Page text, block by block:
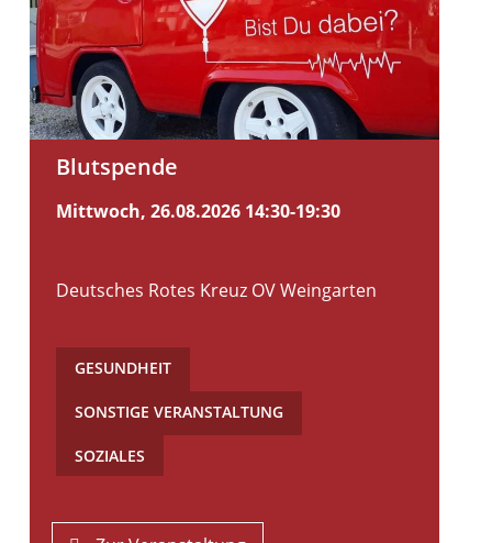
Blutspende
Mittwoch, 26.08.2026 14:30-19:30
Deutsches Rotes Kreuz OV Weingarten
GESUNDHEIT
SONSTIGE VERANSTALTUNG
SOZIALES